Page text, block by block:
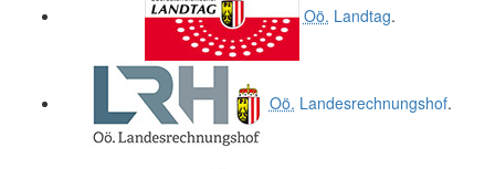
Oö. Landtag.
Oö. Landesrechnungshof.